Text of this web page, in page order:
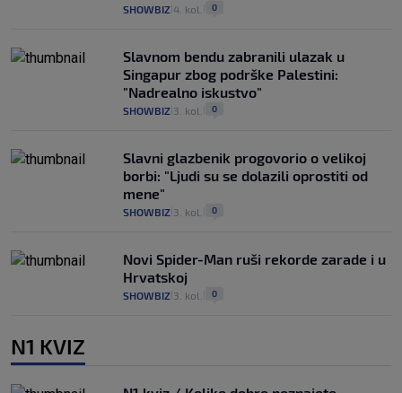
SHOWBIZ 4. kol. 0
Slavnom bendu zabranili ulazak u
Singapur zbog podrške Palestini:
"Nadrealno iskustvo"
SHOWBIZ 3. kol. 0
Slavni glazbenik progovorio o velikoj
borbi: "Ljudi su se dolazili oprostiti od
mene"
SHOWBIZ 3. kol. 0
Novi Spider-Man ruši rekorde zarade i u
Hrvatskoj
SHOWBIZ 3. kol. 0
N1 KVIZ